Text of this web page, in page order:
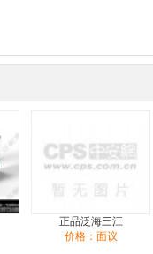
正品泛海三江
价格：面议